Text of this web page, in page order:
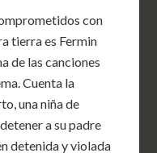
con
tierra es Fermin
de las canciones
Cuenta la
una niña de
a su padre
detenida y violada